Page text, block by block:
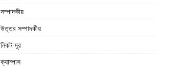
সম্পাদকীয়
উত্তর সম্পাদকীয়
নিকট-দূর
ক্যাম্পাস